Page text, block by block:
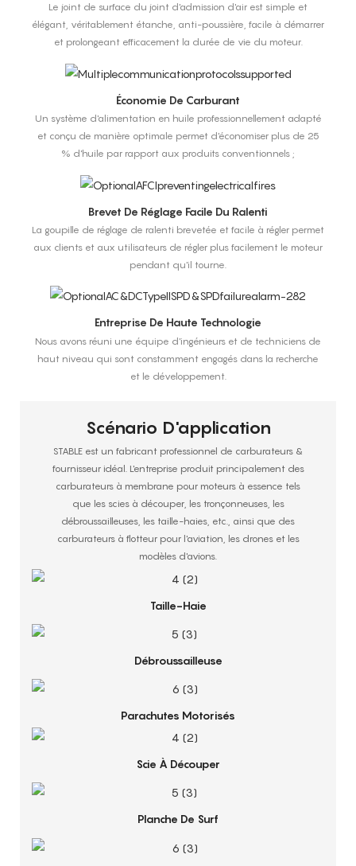
Le joint de surface du joint d'admission d'air est simple et
élégant, véritablement étanche, anti-poussière, facile à démarrer
et prolongeant efficacement la durée de vie du moteur.
Économie De Carburant
Un système d'alimentation en huile professionnellement adapté
et conçu de manière optimale permet d'économiser plus de 25
% d'huile par rapport aux produits conventionnels ;
Brevet De Réglage Facile Du Ralenti
La goupille de réglage de ralenti brevetée et facile à régler permet
aux clients et aux utilisateurs de régler plus facilement le moteur
pendant qu'il tourne.
Entreprise De Haute Technologie
Nous avons réuni une équipe d'ingénieurs et de techniciens de
haut niveau qui sont constamment engagés dans la recherche
et le développement.
Scénario D'application
STABLE est un fabricant professionnel de carburateurs &
fournisseur idéal. L'entreprise produit principalement des
carburateurs à membrane pour moteurs à essence tels
que les scies à découper, les tronçonneuses, les
débroussailleuses, les taille-haies, etc., ainsi que des
carburateurs à flotteur pour l'aviation, les drones et les
modèles d'avions.
Taille-Haie
Débroussailleuse
Parachutes Motorisés
Scie À Découper
Planche De Surf